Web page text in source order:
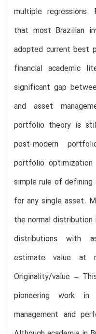
multiple
that most Brazilian
adopted current best
financial academic
significant gap
and asset
portfolio theory is
post-modern
portfolio
simple rule of defining
for any single asset.
the normal distribution
distributions with
estimate value at
Originality/value –
pioneering work in
management and